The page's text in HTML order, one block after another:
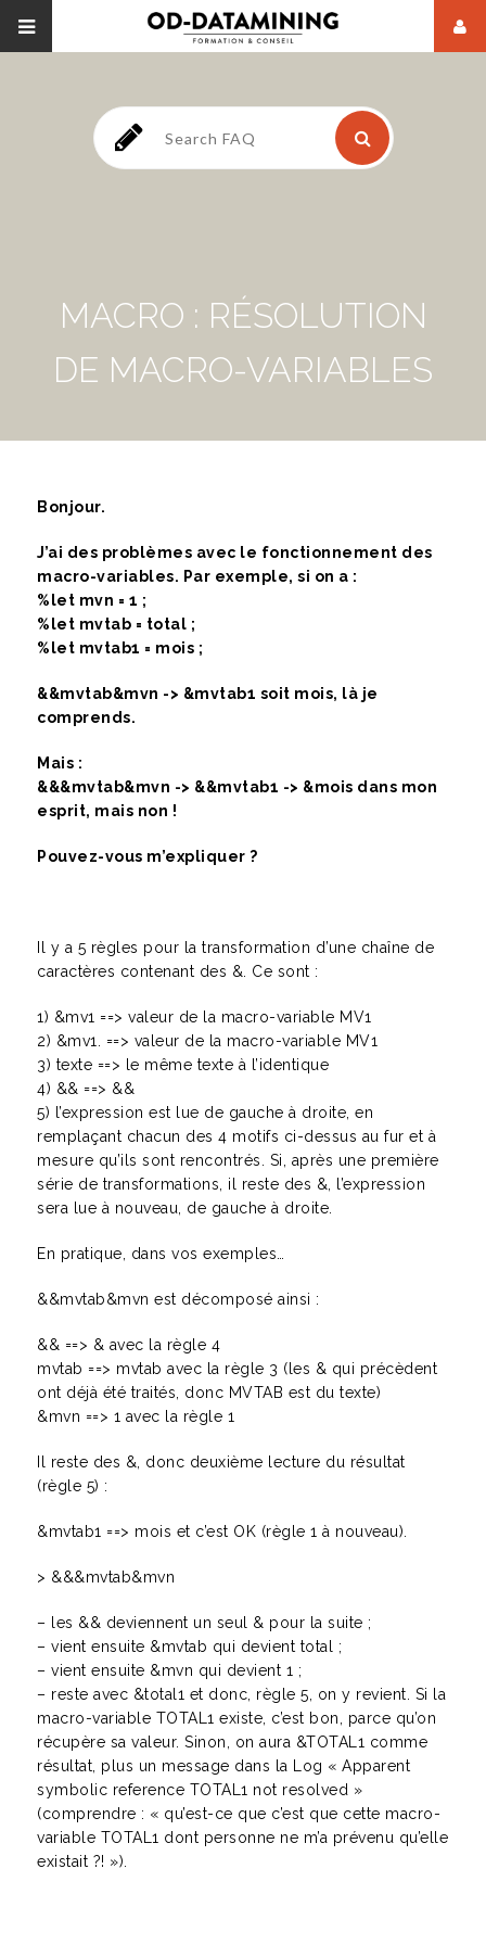
MACRO : RÉSOLUTION
DE MACRO-VARIABLES
Bonjour.
J’ai des problèmes avec le fonctionnement des
macro-variables. Par exemple, si on a :
%let mvn = 1 ;
%let mvtab = total ;
%let mvtab1 = mois ;
&&mvtab&mvn -> &mvtab1 soit mois, là je
comprends.
Mais :
&&&mvtab&mvn -> &&mvtab1 -> &mois dans mon
esprit, mais non !
Pouvez-vous m’expliquer ?
Il y a 5 règles pour la transformation d’une chaîne de
caractères contenant des &. Ce sont :
1) &mv1 ==> valeur de la macro-variable MV1
2) &mv1. ==> valeur de la macro-variable MV1
3) texte ==> le même texte à l’identique
4) && ==> &&
5) l’expression est lue de gauche à droite, en
remplaçant chacun des 4 motifs ci-dessus au fur et à
mesure qu’ils sont rencontrés. Si, après une première
série de transformations, il reste des &, l’expression
sera lue à nouveau, de gauche à droite.
En pratique, dans vos exemples…
&&mvtab&mvn est décomposé ainsi :
&& ==> & avec la règle 4
mvtab ==> mvtab avec la règle 3 (les & qui précèdent
ont déjà été traités, donc MVTAB est du texte)
&mvn ==> 1 avec la règle 1
Il reste des &, donc deuxième lecture du résultat
(règle 5) :
&mvtab1 ==> mois et c’est OK (règle 1 à nouveau).
> &&&mvtab&mvn
– les && deviennent un seul & pour la suite ;
– vient ensuite &mvtab qui devient total ;
– vient ensuite &mvn qui devient 1 ;
– reste avec &total1 et donc, règle 5, on y revient. Si la
macro-variable TOTAL1 existe, c’est bon, parce qu’on
récupère sa valeur. Sinon, on aura &TOTAL1 comme
résultat, plus un message dans la Log « Apparent
symbolic reference TOTAL1 not resolved »
(comprendre : « qu’est-ce que c’est que cette macro-
variable TOTAL1 dont personne ne m’a prévenu qu’elle
existait ?! »).